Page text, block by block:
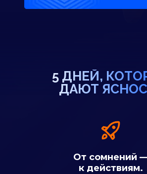
5 ДНЕЙ,
ДАЮТ
От сомнений
к действиям.